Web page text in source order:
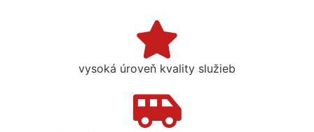
vysoká úroveň kvality služieb